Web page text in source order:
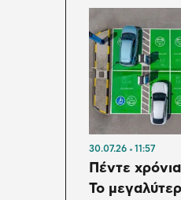
30.07.26 11:57
Πέντε
Το